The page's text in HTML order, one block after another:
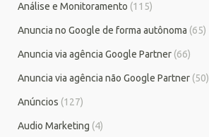
Análise e Monitoramento (115)
Anuncia no Google de forma autônoma (65)
Anuncia via agência Google Partner (66)
Anuncia via agência não Google Partner (50)
Anúncios (127)
Audio Marketing (4)